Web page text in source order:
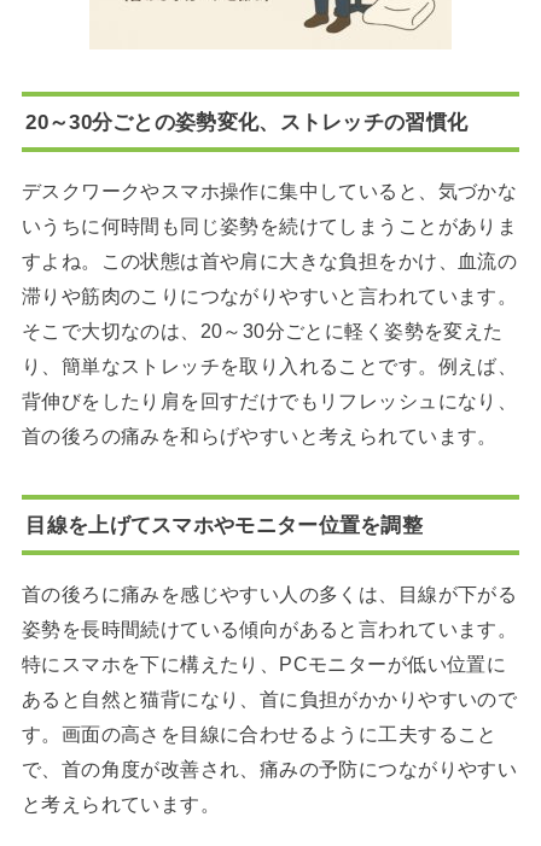
20～30分ごとの姿勢変化、ストレッチの習慣化
デスクワークやスマホ操作に集中していると、気づかな
いうちに何時間も同じ姿勢を続けてしまうことがありま
すよね。この状態は首や肩に大きな負担をかけ、血流の
滞りや筋肉のこりにつながりやすいと言われています。
そこで大切なのは、20～30分ごとに軽く姿勢を変えた
り、簡単なストレッチを取り入れることです。例えば、
背伸びをしたり肩を回すだけでもリフレッシュになり、
首の後ろの痛みを和らげやすいと考えられています。
目線を上げてスマホやモニター位置を調整
首の後ろに痛みを感じやすい人の多くは、目線が下がる
姿勢を長時間続けている傾向があると言われています。
特にスマホを下に構えたり、PCモニターが低い位置に
あると自然と猫背になり、首に負担がかかりやすいので
す。画面の高さを目線に合わせるように工夫すること
で、首の角度が改善され、痛みの予防につながりやすい
と考えられています。